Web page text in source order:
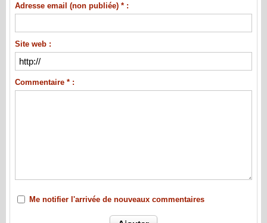
Adresse email (non publiée) * :
Site web :
Commentaire * :
Me notifier l'arrivée de nouveaux commentaires